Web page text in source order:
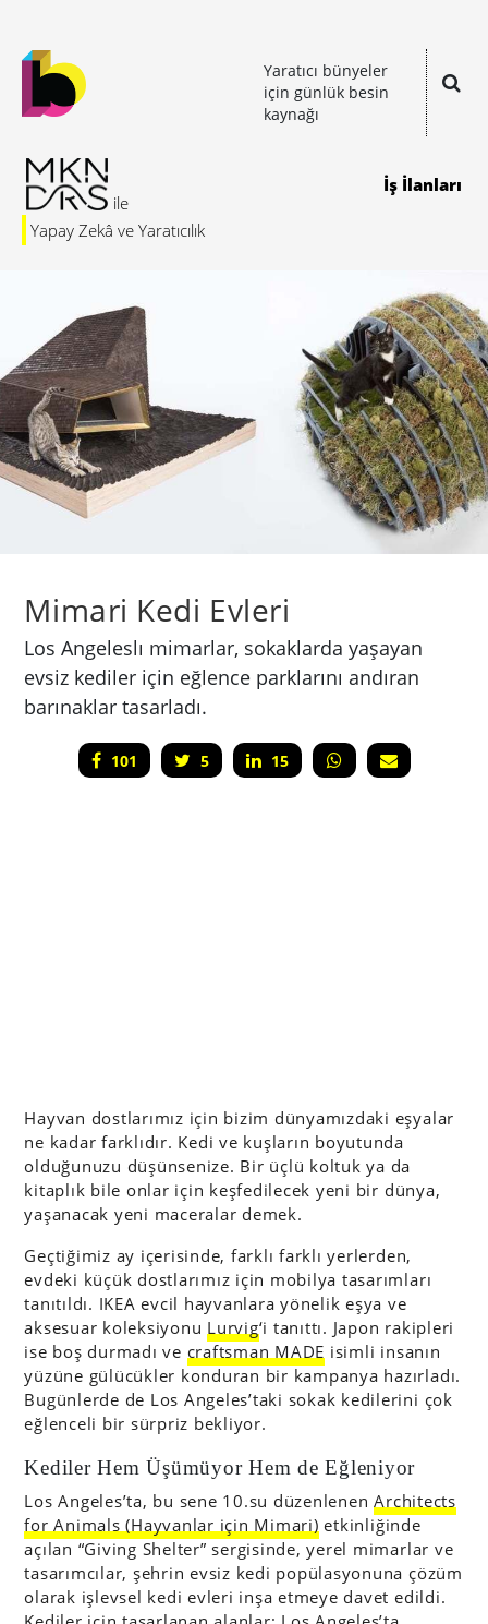
Yaratıcı bünyeler
için günlük besin
kaynağı
Yapay Zekâ ve Yaratıcılık
İş İlanları
Mimari Kedi Evleri
Los Angeleslı mimarlar, sokaklarda yaşayan
evsiz kediler için eğlence parklarını andıran
barınaklar tasarladı.
101 5 15
Hayvan dostlarımız için bizim dünyamızdaki eşyalar
ne kadar farklıdır. Kedi ve kuşların boyutunda
olduğunuzu düşünsenize. Bir üçlü koltuk ya da
kitaplık bile onlar için keşfedilecek yeni bir dünya,
yaşanacak yeni maceralar demek.
Geçtiğimiz ay içerisinde, farklı farklı yerlerden,
evdeki küçük dostlarımız için mobilya tasarımları
tanıtıldı. IKEA evcil hayvanlara yönelik eşya ve
aksesuar koleksiyonu Lurvig‘i tanıttı. Japon rakipleri
ise boş durmadı ve craftsman MADE isimli insanın
yüzüne gülücükler konduran bir kampanya hazırladı.
Bugünlerde de Los Angeles’taki sokak kedilerini çok
eğlenceli bir sürpriz bekliyor.
Kediler Hem Üşümüyor Hem de Eğleniyor
Los Angeles’ta, bu sene 10.su düzenlenenArchitects
for Animals (Hayvanlar için Mimari) etkinliğinde
açılan “Giving Shelter” sergisinde, yerel mimarlar ve
tasarımcılar, şehrin evsiz kedi popülasyonuna çözüm
olarak işlevsel kedi evleri inşa etmeye davet edildi.